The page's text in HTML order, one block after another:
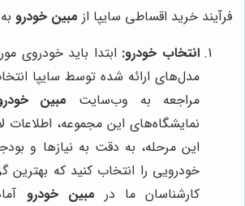
فرآیند خرید اقساطی سایپا از مبین خودرو
انتخاب خودرو: ابتدا باید خودروی
مدل‌های ارائه شده توسط سایپا
مراجعه به وب‌سایت مبین
نمایشگاه‌های این مجموعه، اطلاعات
این مرحله، به دقت به نیازها و
خودرویی را انتخاب کنید که بهترین
کارشناسان ما در مبین خودرو